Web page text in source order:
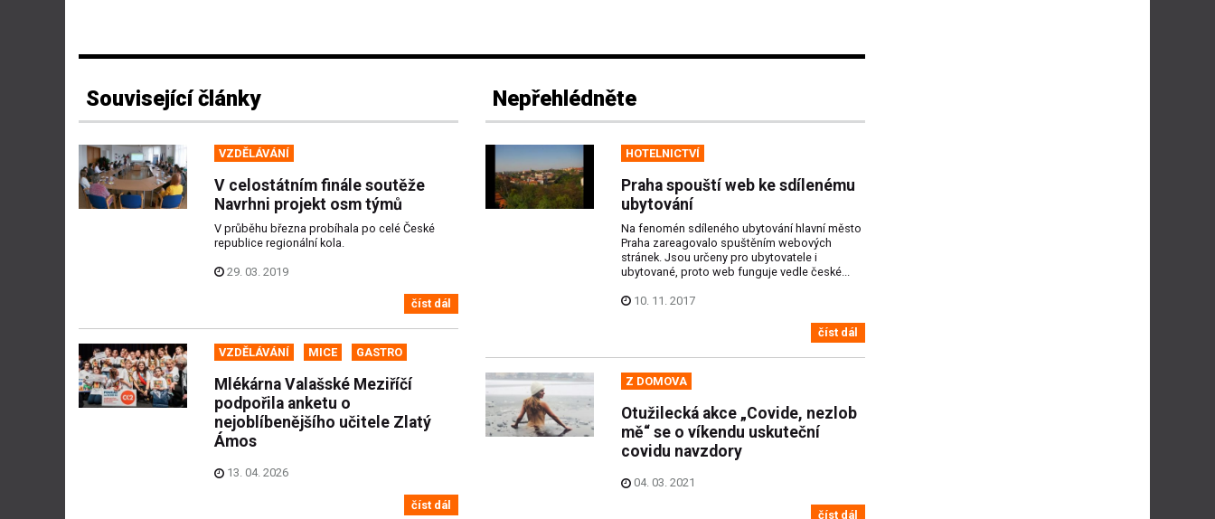
Související články
VZDĚLÁVÁNÍ
V celostátním finále soutěže
Navrhni projekt osm týmů
V průběhu března probíhala po celé České
republice regionální kola.
29. 03. 2019
číst dál
VZDĚLÁVÁNÍ MICE GASTRO
Mlékárna Valašské Meziříčí
podpořila anketu o
nejoblíbenějšího učitele Zlatý
Ámos
13. 04. 2026
číst dál
Nepřehlédněte
HOTELNICTVÍ
Praha spouští web ke sdílenému
ubytování
Na fenomén sdíleného ubytování hlavní město
Praha zareagovalo spuštěním webových
stránek. Jsou určeny pro ubytovatele i
ubytované, proto web funguje vedle české...
10. 11. 2017
číst dál
Z DOMOVA
Otužilecká akce „Covide, nezlob
mě“ se o víkendu uskuteční
covidu navzdory
04. 03. 2021
číst dál